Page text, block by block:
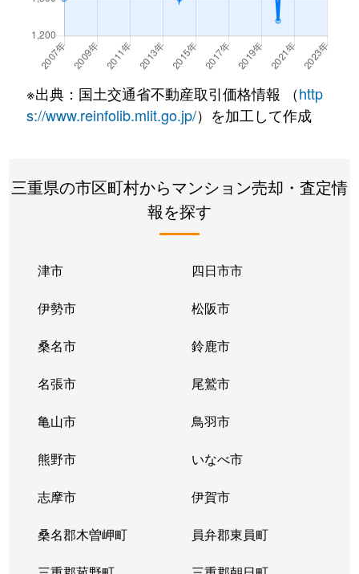
※出典：国土交通省不動産取引価格情報 （http
s://www.reinfolib.mlit.go.jp/）を加工して作成
三重県の市区町村からマンション売却・査定情
報を探す
津市 四日市市
伊勢市 松阪市
桑名市 鈴鹿市
名張市 尾鷲市
亀山市 鳥羽市
熊野市 いなべ市
志摩市 伊賀市
桑名郡木曽岬町 員弁郡東員町